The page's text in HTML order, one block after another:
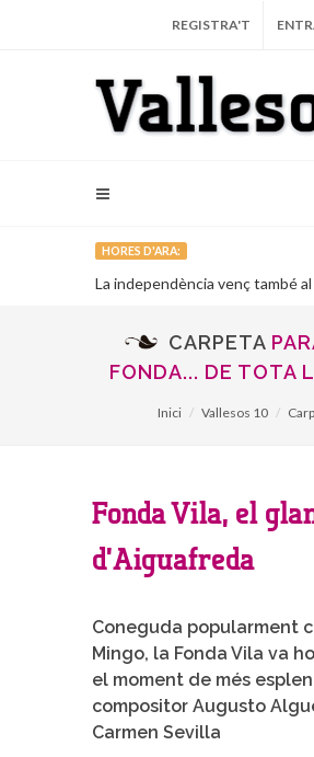
REGISTRA'T
HORES D'ARA:
La independència venç també al
CARPETA
FONDA... DE TOTA
Inici Vallesos 10
Fonda Vila, el
d’Aiguafreda
Coneguda popularment
Mingo, la Fonda Vila va
el moment de més
compositor Augusto
Carmen Sevilla